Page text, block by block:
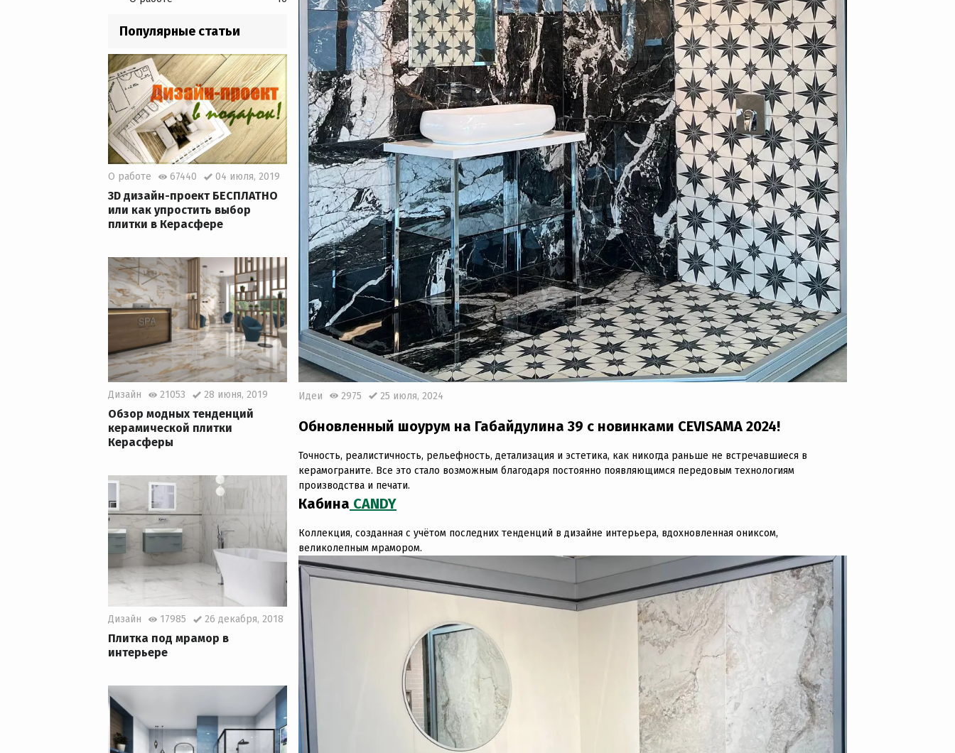
Популярные статьи
О работе 67440 04 июля, 2019
3D дизайн-проект БЕСПЛАТНО
или как упростить выбор
плитки в Керасфере
Дизайн 21053 28 июня, 2019
Обзор модных тенденций
керамической плитки
Керасферы
Дизайн 17985 26 декабря, 2018
Плитка под мрамор в
интерьере
Идеи 2975 25 июля, 2024
Обновленный шоурум на Габайдулина 39 с новинками CEVISAMA 2024!
Точность, реалистичность, рельефность, детализация и эстетика, как никогда раньше не встречавшиеся в
керамограните. Все это стало возможным благодаря постоянно появляющимся передовым технологиям
производства и печати.
Кабина CANDY
Коллекция, созданная с учётом последних тенденций в дизайне интерьера, вдохновленная ониксом,
великолепным мрамором.